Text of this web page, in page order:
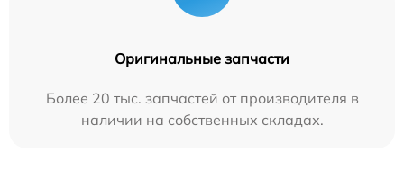
Оригинальные запчасти
Более 20 тыс. запчастей от производителя в
наличии на собственных складах.